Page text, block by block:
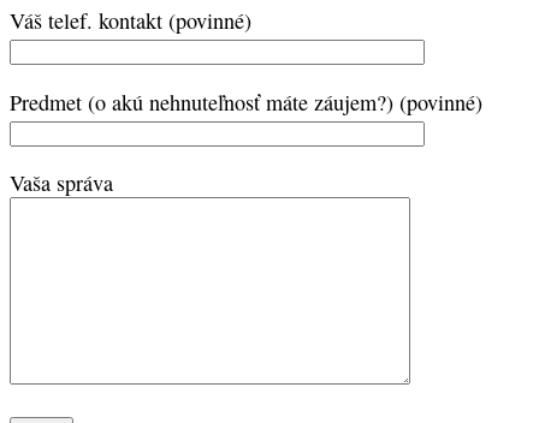
Váš telef. kontakt (povinné)
Predmet (o akú nehnuteľnosť máte záujem?) (povinné)
Vaša správa